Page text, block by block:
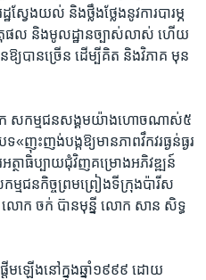
វែង​យល់ ​និង​ថ្លឹង​ថ្លែង​នូវ​ការ​បារម្ភ
តុ​ផល​ និង​មូលដ្ឋាន​ច្បាស់​លាស់ ​ហើយ​
យ​បាន​ច្រើន ​ដើម្បី​គិត​ និង​វិភាគ ​មុន​
មក ​សកម្ម​ជន​សង្គម​យ៉ាង​ហោច​ណាស់​៥​
​«ញុះ​ញង់​បង្ក​ឱ្យ​មាន​ភាព​វឹកវរ​ធ្ងន់ធ្ងរ​
ថាធិប្បាយ​ជុំវិញ​គម្រោង​អភិវឌ្ឍន៍​
ម​ជន​កិច្ច​ព្រម​ព្រៀង​ទីក្រុង​ប៉ារីស
ក​ ចក់ ប៊ានមុន្នី ​លោក​ សាន សិទ្ធ
ើម​ឡើង​នៅ​ក្នុង​ឆ្នាំ​១៩៩៩ ​ដោយ​